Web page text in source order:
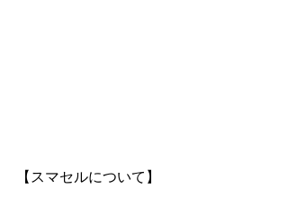
【スマセルについて】